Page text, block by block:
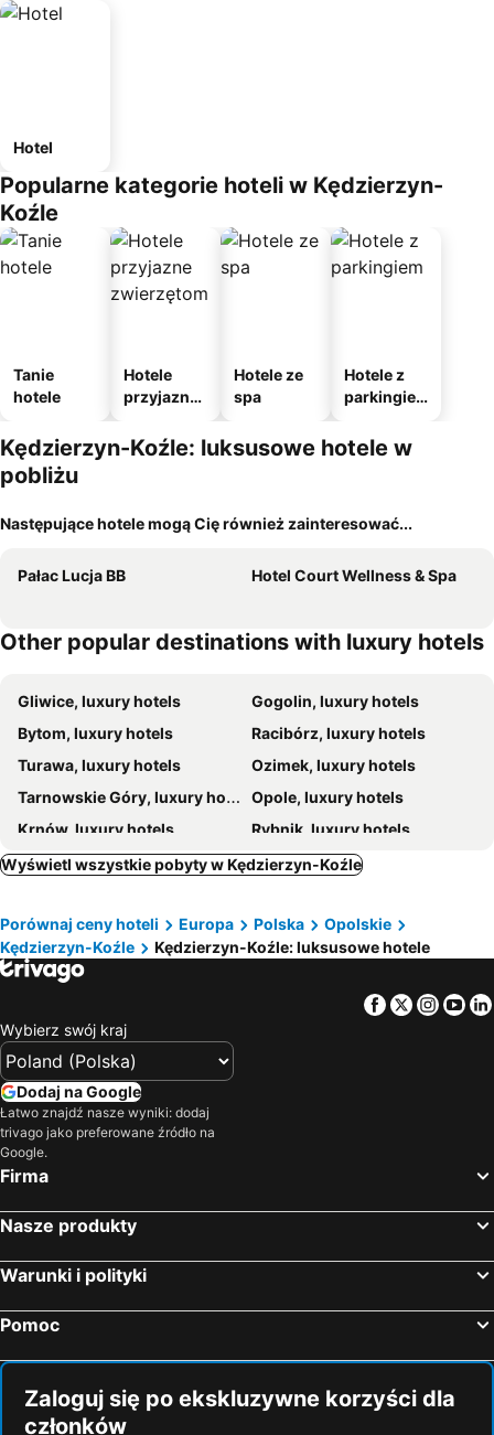
Hotel
Popularne kategorie hoteli w Kędzierzyn-
Koźle
Tanie
hotele
Hotele
przyjazne
m
Hotele ze
spa
Hotele z
parkingie
Kędzierzyn-Koźle: luksusowe hotele w
pobliżu
Następujące hotele mogą Cię również zainteresować...
Pałac Lucja BB Hotel Court Wellness & Spa
Other popular destinations with luxury hotels
Gliwice, luxury hotels
Gogolin, luxury hotels
Bytom, luxury hotels
Racibórz, luxury hotels
Turawa, luxury hotels
Ozimek, luxury hotels
Tarnowskie Góry, luxury hotels
Opole, luxury hotels
Krnów, luxury hotels
Rybnik, luxury hotels
Toszek, luxury hotels
Zabrze, luxury hotels
Wyświetl wszystkie pobyty w Kędzierzyn-Koźle
Porównaj ceny hoteli Europa Polska
Opolskie
Kędzierzyn-Koźle
Kędzierzyn-Koźle: luksusowe hotele
Facebook
Twitter
Wybierz swój kraj
Dodaj na Google
Łatwo znajdź nasze wyniki: dodaj
trivago jako preferowane źródło na
Google.
Firma
Nasze produkty
Warunki i polityki
Pomoc
Zaloguj się po ekskluzywne korzyści dla
członków